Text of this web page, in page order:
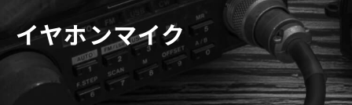
イヤホンマイク